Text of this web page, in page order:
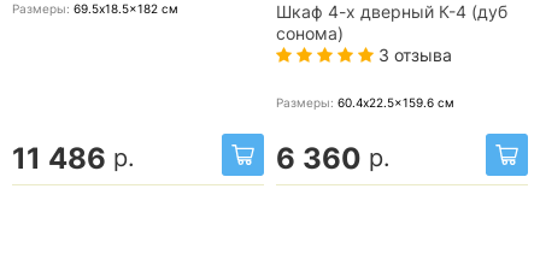
Размеры: 69.5x18.5x182 см
11 486 р.
Шкаф 4-х дверный К-4 (дуб
сонома)
3 отзыва
Размеры: 60.4x22.5x159.6 см
6 360 р.